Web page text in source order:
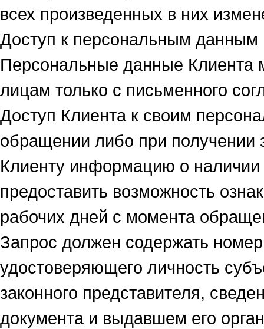
всех произведенных в них
Доступ к персональным данным
Персональные данные Клиента
лицам только с письменного
Доступ Клиента к своим
обращении либо при получении
Клиенту информацию о
предоставить возможность
рабочих дней с момента
Запрос должен содержать
удостоверяющего личность
законного представителя,
документа и выдавшем его